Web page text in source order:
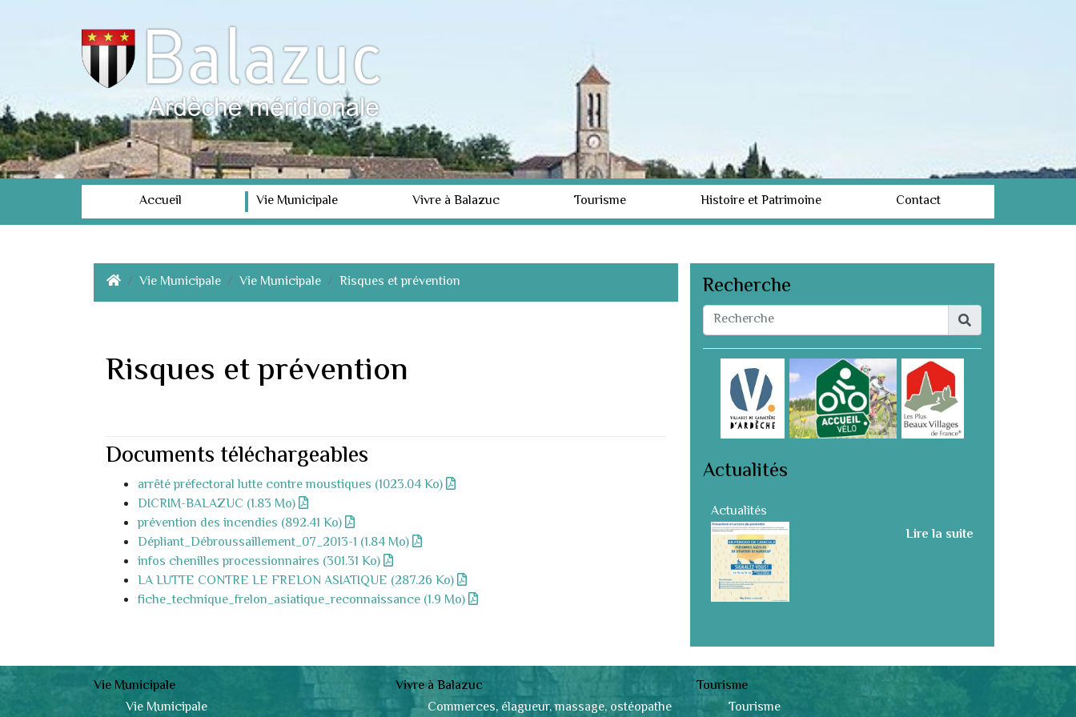
Accueil Vie Municipale Vivre à Balazuc Tourisme Histoire et Patrimoine Contact
Vie Municipale Vie Municipale Risques et prévention
Risques et prévention
Documents téléchargeables
arrêté préfectoral lutte contre moustiques (1023.04 Ko)
DICRIM-BALAZUC (1.83 Mo)
prévention des incendies (892.41 Ko)
Dépliant_Débroussaillement_07_2013-1 (1.84 Mo)
infos chenilles processionnaires (301.31 Ko)
LA LUTTE CONTRE LE FRELON ASIATIQUE (287.26 Ko)
fiche_technique_frelon_asiatique_reconnaissance (1.9 Mo)
Recherche
Actualités
Actualités
Lire la suite
Vie Municipale
Vie Municipale
Vivre à Balazuc
Commerces, élagueur, massage, ostéopathe
Tourisme
Tourisme